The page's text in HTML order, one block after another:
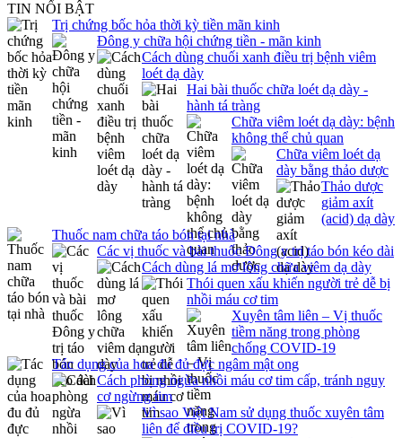
TIN NỔI BẬT
Trị chứng bốc hỏa thời kỳ tiền mãn kinh
Đông y chữa hội chứng tiền - mãn kinh
Cách dùng chuối xanh điều trị bệnh viêm
loét dạ dày
Hai bài thuốc chữa loét dạ dày -
hành tá tràng
Chữa viêm loét dạ dày: bệnh
không thể chủ quan
Chữa viêm loét dạ
dày bằng thảo dược
Thảo dược
giảm axít
(acid) dạ dày
Thuốc nam chữa táo bón tại nhà
Các vị thuốc và bài thuốc Đông y trị táo bón kéo dài
Cách dùng lá mơ lông chữa viêm dạ dày
Thói quen xấu khiến người trẻ dễ bị
nhồi máu cơ tim
Xuyên tâm liên – Vị thuốc
tiềm năng trong phòng
chống COVID-19
Tác dụng của hoa đu đủ đực ngâm mật ong
Cách phòng ngừa nhồi máu cơ tim cấp, tránh nguy
cơ ngừng tim
Vì sao Việt Nam sử dụng thuốc xuyên tâm
liên để điều trị COVID-19?